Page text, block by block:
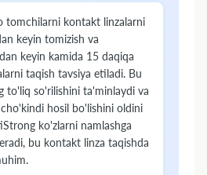
tomchilarni kontakt linzalarni
keyin tomizish va
keyin kamida 15 daqiqa
taqish tavsiya etiladi. Bu
to'liq so'rilishini ta'minlaydi va
hosil bo'lishini oldini
ko'zlarni namlashga
bu kontakt linza taqishda